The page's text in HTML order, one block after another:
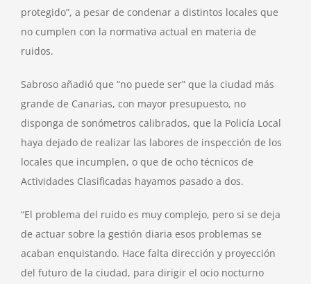
protegido”, a pesar de condenar a distintos locales que
no cumplen con la normativa actual en materia de
ruidos.
Sabroso añadió que “no puede ser” que la ciudad más
grande de Canarias, con mayor presupuesto, no
disponga de sonómetros calibrados, que la Policía Local
haya dejado de realizar las labores de inspección de los
locales que incumplen, o que de ocho técnicos de
Actividades Clasificadas hayamos pasado a dos.
“El problema del ruido es muy complejo, pero si se deja
de actuar sobre la gestión diaria esos problemas se
acaban enquistando. Hace falta dirección y proyección
del futuro de la ciudad, para dirigir el ocio nocturno